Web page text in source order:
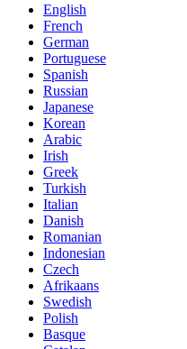
English
French
German
Portuguese
Spanish
Russian
Japanese
Korean
Arabic
Irish
Greek
Turkish
Italian
Danish
Romanian
Indonesian
Czech
Afrikaans
Swedish
Polish
Basque